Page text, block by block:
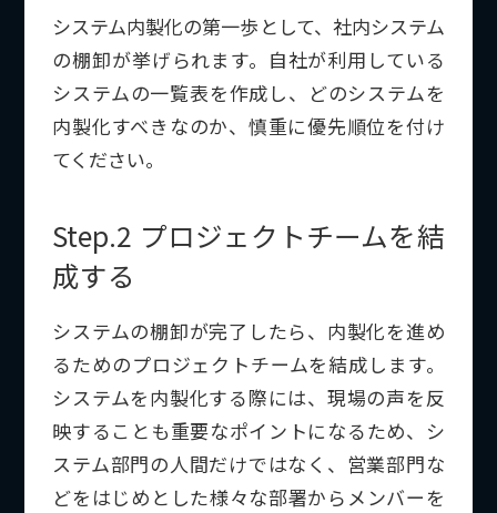
システム内製化の第一歩として、社内システム
の棚卸が挙げられます。自社が利用している
システムの一覧表を作成し、どのシステムを
内製化すべきなのか、慎重に優先順位を付け
てください。
Step.2 プロジェクトチームを結
成する
システムの棚卸が完了したら、内製化を進め
るためのプロジェクトチームを結成します。
システムを内製化する際には、現場の声を反
映することも重要なポイントになるため、シ
ステム部門の人間だけではなく、営業部門な
どをはじめとした様々な部署からメンバーを